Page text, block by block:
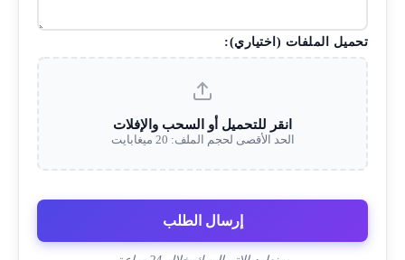
تحميل الملفات (اختياري):
انقر للتحميل أو السحب والإفلات
الحد الأقصى لحجم الملف: 20 ميغابايت
إرسال الطلب